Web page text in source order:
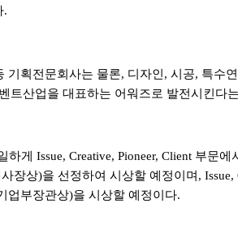
.
기획전문회사는 물론, 디자인, 시공, 특수
트산업을 대표하는 어워즈로 발전시킨다
하게 Issue, Creative, Pioneer, Client 부문에
장상)을 선정하여 시상할 예정이며 , Issue,
업부장관상)을 시상할 예정이다.